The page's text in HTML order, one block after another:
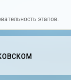
этапов.